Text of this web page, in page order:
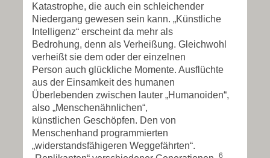
Katastrophe, die auch ein schleichender
Niedergang gewesen sein kann. „Künstliche
Intelligenz“ erscheint da mehr als
Bedrohung, denn als Verheißung. Gleichwohl
verheißt sie dem oder der einzelnen
Person auch glückliche Momente. Ausflüchte
aus der Einsamkeit des humanen
Überlebenden zwischen lauter „Humanoiden“,
also „Menschenähnlichen“,
künstlichen Geschöpfen. Den von
Menschenhand programmierten
„widerstandsfähigeren Weggefährten“.
6